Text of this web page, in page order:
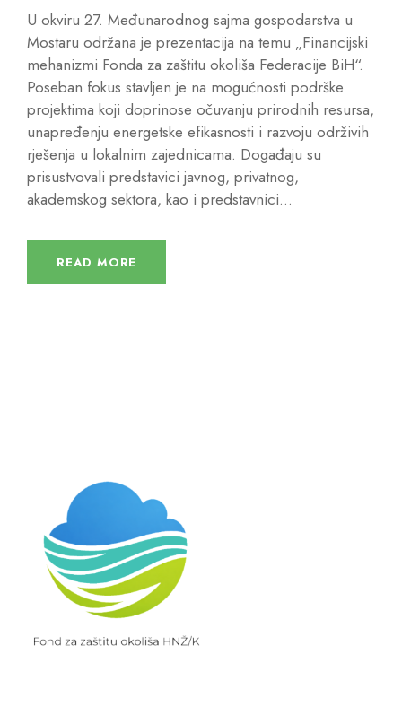
U okviru 27. Međunarodnog sajma gospodarstva u
Mostaru održana je prezentacija na temu „Financijski
mehanizmi Fonda za zaštitu okoliša Federacije BiH“.
Poseban fokus stavljen je na mogućnosti podrške
projektima koji doprinose očuvanju prirodnih resursa,
unapređenju energetske efikasnosti i razvoju održivih
rješenja u lokalnim zajednicama. Događaju su
prisustvovali predstavici javnog, privatnog,
akademskog sektora, kao i predstavnici...
READ MORE